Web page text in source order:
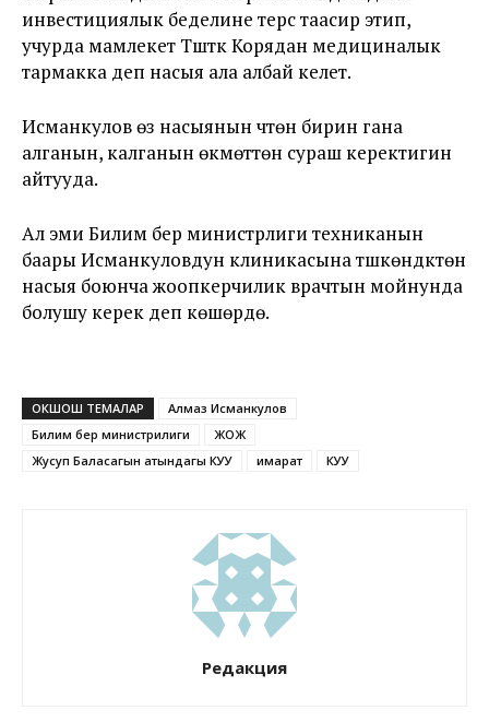
инвестициялык беделине терс таасир этип,
учурда мамлекет Түштүк Корядан медициналык
тармакка деп насыя ала албай келет.
Исманкулов өзү насыянын үчтөн бирин гана
алганын, калганын өкмөттөн сураш керектигин
айтууда.
Ал эми Билим берүү министрлиги техниканын
баары Исманкуловдун клиникасына түшкөндүктөн
насыя боюнча жоопкерчилик врачтын мойнунда
болушу керек деп көшөрүүдө.
ОКШОШ ТЕМАЛАР
Алмаз Исманкулов
Билим берүү министрилиги
ЖОЖ
Жусуп Баласагын атындагы КУУ
имарат КУУ
Редакция